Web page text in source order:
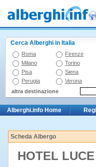
Cerca Alberghi in Italia
Roma Firenze
Milano
Torino
Pisa
Siena
Perugia
Verona
altra destinazione
Alberghi.info Home
Scheda Albergo
HOTEL LUCE